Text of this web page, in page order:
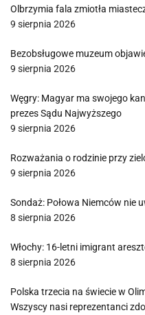
Olbrzymia fala zmiotła
9 sierpnia 2026
Bezobsługowe muzeum
9 sierpnia 2026
Węgry: Magyar ma swojego
prezes Sądu Najwyższego
9 sierpnia 2026
Rozważania o rodzinie przy
9 sierpnia 2026
Sondaż: Połowa Niemców nie
8 sierpnia 2026
Włochy: 16-letni imigrant
8 sierpnia 2026
Polska trzecia na świecie w
Wszyscy nasi reprezentanci